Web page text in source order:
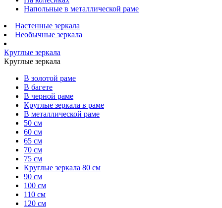
Напольные в металлической раме
Настенные зеркала
Необычные зеркала
Круглые зеркала
Круглые зеркала
В золотой раме
В багете
В черной раме
Круглые зеркала в раме
В металлической раме
50 см
60 см
65 см
70 см
75 см
Круглые зеркала 80 см
90 см
100 см
110 см
120 см